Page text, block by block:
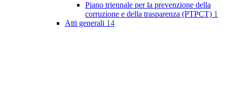
Piano triennale per la prevenzione della
corruzione e della trasparenza (PTPCT) 1
Atti generali 14